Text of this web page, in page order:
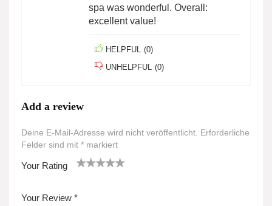
spa was wonderful. Overall:
excellent value!
HELPFUL (0)
UNHELPFUL (0)
Add a review
Deine E-Mail-Adresse wird nicht veröffentlicht. Erforderliche
Felder sind mit * markiert
Your Rating
Your Review *